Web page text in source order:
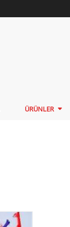
ÜRÜNLER